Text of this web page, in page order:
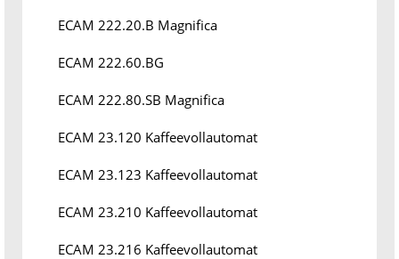
ECAM 222.20.B Magnifica
ECAM 222.60.BG
ECAM 222.80.SB Magnifica
ECAM 23.120 Kaffeevollautomat
ECAM 23.123 Kaffeevollautomat
ECAM 23.210 Kaffeevollautomat
ECAM 23.216 Kaffeevollautomat